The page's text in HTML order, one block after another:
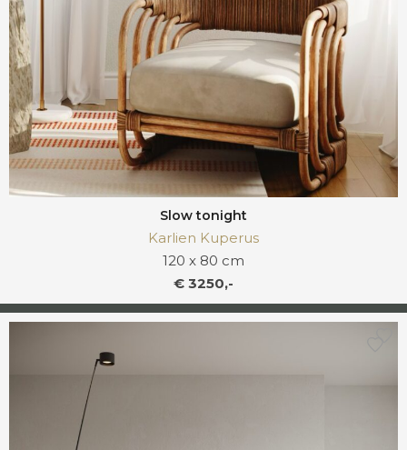
Slow tonight
Karlien Kuperus
120 x 80 cm
€ 3250,-